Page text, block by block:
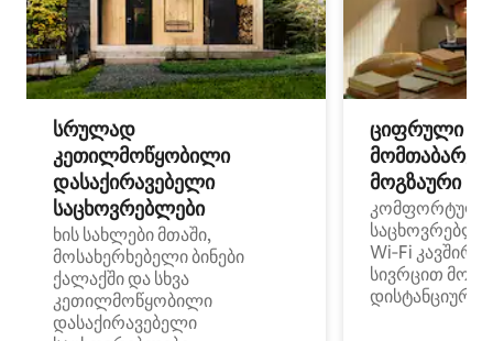
სრულად
კეთილმოწყობილი
დასაქირავებელი
საცხოვრებლები
ხის სახლები მთაში,
მოსახერხებელი ბინები
ქალაქში და სხვა
კეთილმოწყობილი
დასაქირავებელი
ციფრული
მოგზაური
კომფორტული
Wi‑Fi
სივრცით
დისტანციური